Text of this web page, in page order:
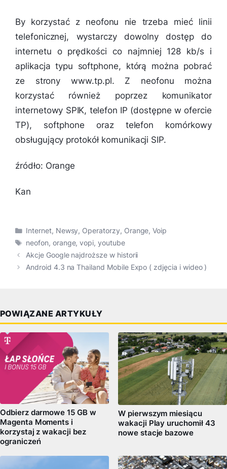
By korzystać z neofonu nie trzeba mieć linii
telefonicznej, wystarczy dowolny dostęp do
internetu o prędkości co najmniej 128 kb/s i
aplikacja typu softphone, którą można pobrać
ze strony www.tp.pl. Z neofonu można
korzystać również poprzez komunikator
internetowy SPIK, telefon IP (dostępne w ofercie
TP), softphone oraz telefon komórkowy
obsługujący protokół komunikacji SIP.
źródło: Orange
Kan
Kategorie
Internet, Newsy, Operatorzy, Orange,Voip
Tagi
neofon, orange,vopi,youtube
Akcje Google najdroższe w historii
Android 4.3 na Thailand Mobile Expo ( zdjęcia i wideo )
POWIĄZANE ARTYKUŁY
Odbierz darmowe 15 GB w
Magenta Moments i
korzystaj z wakacji bez
ograniczeń
W pierwszym miesiącu
wakacji Play uruchomił 43
nowe stacje bazowe